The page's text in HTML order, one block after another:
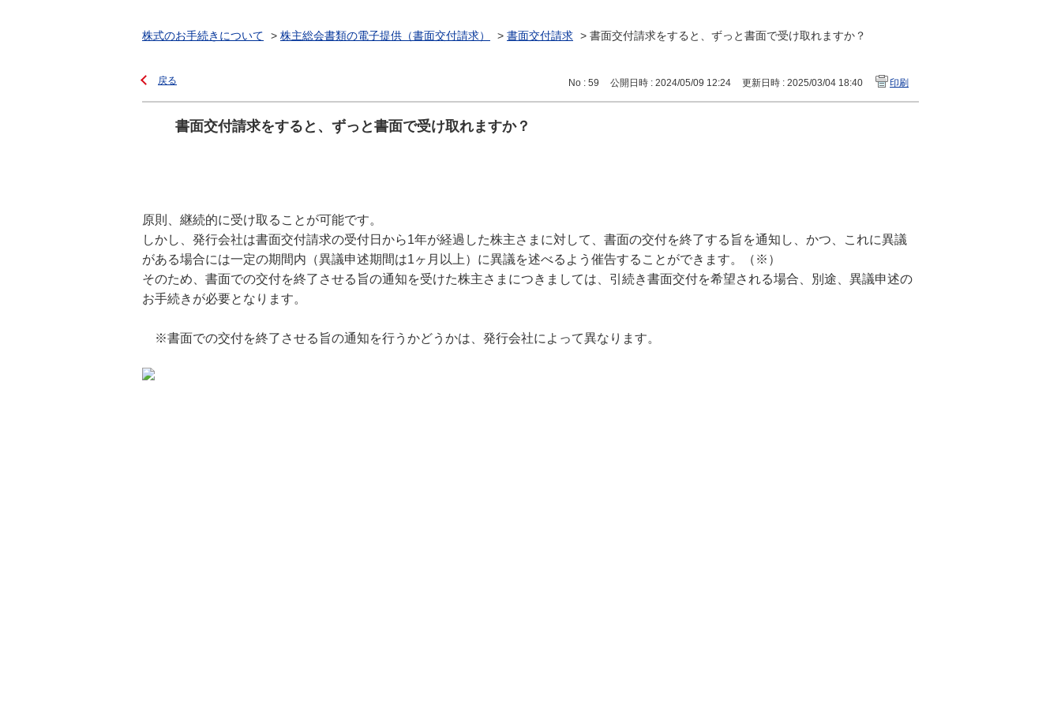
株式のお手続きについて > 株主総会書類の電子提供（書面交付請求） > 書面交付請求 > 書面交付請求をすると、ずっと書面で受け取れますか？
戻る No : 59 公開日時 : 2024/05/09 12:24 更新日時 : 2025/03/04 18:40 印刷
書面交付請求をすると、ずっと書面で受け取れますか？
原則、継続的に受け取ることが可能です。
しかし、発行会社は書面交付請求の受付日から1年が経過した株主さまに対して、書面の交付を終了する旨を通知し、かつ、これに異議
がある場合には一定の期間内（異議申述期間は1ヶ月以上）に異議を述べるよう催告することができます。（※）
そのため、書面での交付を終了させる旨の通知を受けた株主さまにつきましては、引続き書面交付を希望される場合、別途、異議申述の
お手続きが必要となります。
※書面での交付を終了させる旨の通知を行うかどうかは、発行会社によって異なります。